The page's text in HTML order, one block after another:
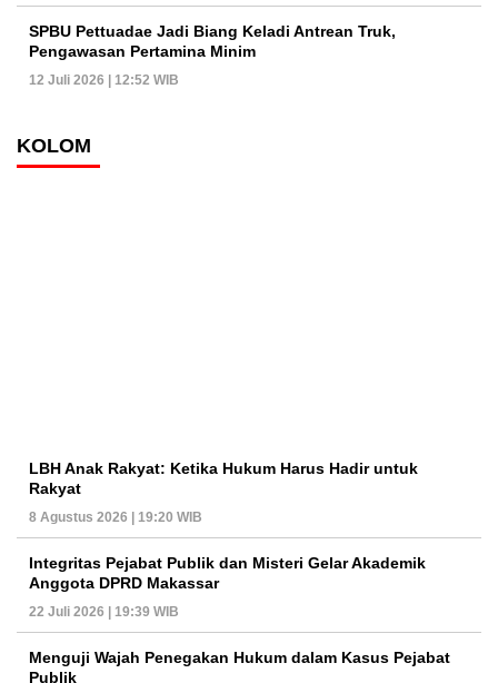
SPBU Pettuadae Jadi Biang Keladi Antrean Truk,
Pengawasan Pertamina Minim
12 Juli 2026 | 12:52 WIB
KOLOM
LBH Anak Rakyat: Ketika Hukum Harus Hadir untuk
Rakyat
8 Agustus 2026 | 19:20 WIB
Integritas Pejabat Publik dan Misteri Gelar Akademik
Anggota DPRD Makassar
22 Juli 2026 | 19:39 WIB
Menguji Wajah Penegakan Hukum dalam Kasus Pejabat
Publik